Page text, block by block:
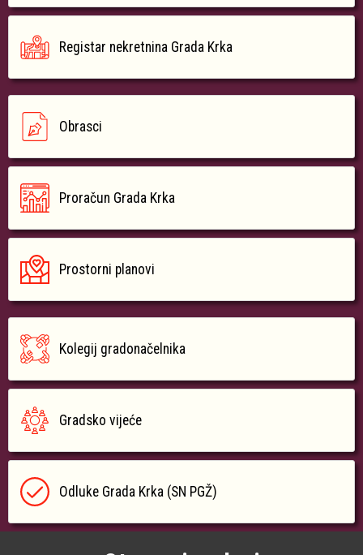
Registar nekretnina Grada Krka
Obrasci
Proračun Grada Krka
Prostorni planovi
Kolegij gradonačelnika
Gradsko vijeće
Odluke Grada Krka (SN PGŽ)